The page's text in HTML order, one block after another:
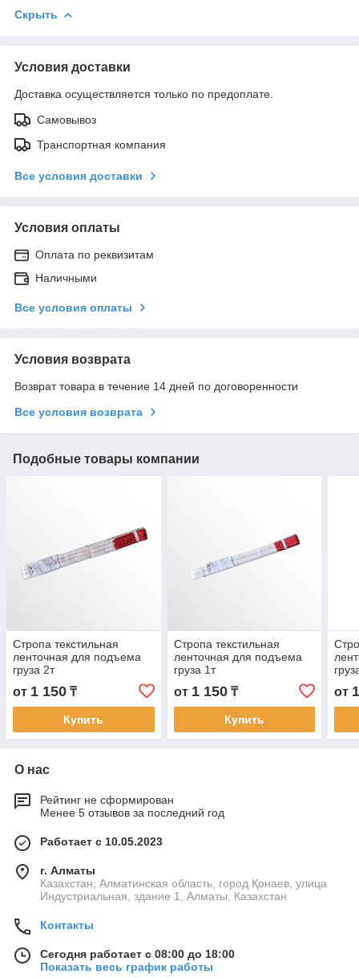
Скрыть
Условия доставки
Доставка осуществляется только по предоплате.
Самовывоз
Транспортная компания
Все условия доставки
Условия оплаты
Оплата по реквизитам
Наличными
Все условия оплаты
Условия возврата
Возврат товара в течение 14 дней по договоренности
Все условия возврата
Подобные товары компании
Стропа текстильная
ленточная для подъема
груза 2т
от 1 150 ₸
Купить
Стропа текстильная
ленточная для подъема
груза 1т
от 1 150₸
Купить
от
О нас
Рейтинг не сформирован
Менее 5 отзывов за последний год
Работает с 10.05.2023
г. Алматы
Казахстан, Алматинская область, город Қонаев, улица
Индустриальная, здание 1, Алматы, Казахстан
Контакты
Сегодня работает с 08:00 до 18:00
Показать весь график работы